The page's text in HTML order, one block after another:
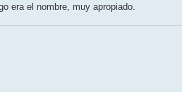
era el nombre, muy apropiado.